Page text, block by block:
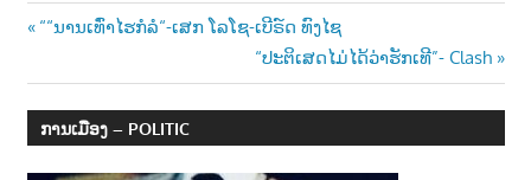
Post
navigation
Previous
““ນານເທົ່າໄຮກໍລໍ“-ເສກ ໂລໂຊ-ເບີຣ໌ດ ທົງໄຊ
Next
Post:
“ປະຕິເສດໄມ່ໄດ້ວ່າຮັກເທີ”- Clash
ການເມືອງ – POLITIC